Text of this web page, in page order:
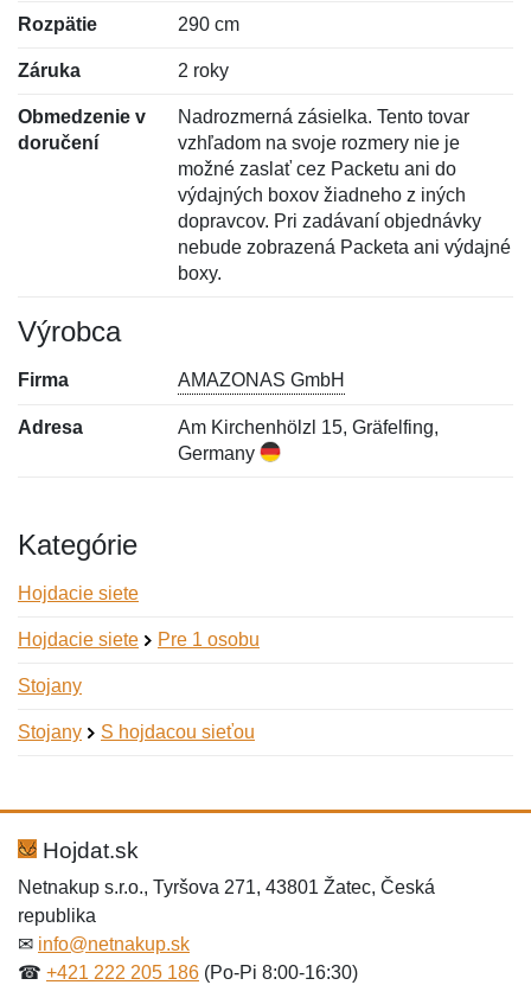
Rozpätie 290 cm
Záruka 2 roky
Obmedzenie v
doručení
Nadrozmerná zásielka. Tento tovar
vzhľadom na svoje rozmery nie je
možné zaslať cez Packetu ani do
výdajných boxov žiadneho z iných
dopravcov. Pri zadávaní objednávky
nebude zobrazená Packeta ani výdajné
boxy.
Výrobca
Firma AMAZONAS GmbH
Adresa
Am Kirchenhölzl 15, Gräfelfing,
Germany
Kategórie
Hojdacie siete
Hojdacie siete Pre 1 osobu
Stojany
Stojany S hojdacou sieťou
Hodnotenie:
Meno:*
Meno:
E-mail:*
Hojdat.sk
Netnakup s.r.o., Tyršova 271, 43801 Žatec, Česká
republika
✉ info@netnakup.sk
☎ +421 222 205 186 (Po-Pi 8:00-16:30)